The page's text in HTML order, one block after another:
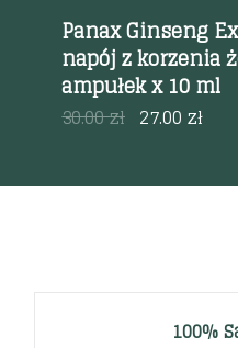
Panax Ginseng
napój z korzenia
ampułek x 10 ml
30.00zł 27.00zł
100%